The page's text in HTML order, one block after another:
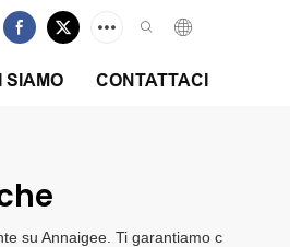
SIAMO CONTATTACI
su Annaigee. Ti garantiamo c